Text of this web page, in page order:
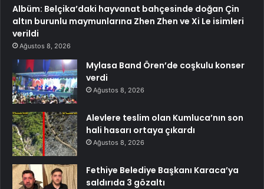
Albüm: Belçika’daki hayvanat bahçesinde doğan Çin
altın burunlu maymunlarına Zhen Zhen ve Xi Le isimleri
verildi
Ağustos 8, 2026
Mylasa Band Ören’de coşkulu konser
verdi
Ağustos 8, 2026
Alevlere teslim olan Kumluca’nın son
hali hasarı ortaya çıkardı
Ağustos 8, 2026
Fethiye Belediye Başkanı Karaca’ya
saldırıda 3 gözaltı